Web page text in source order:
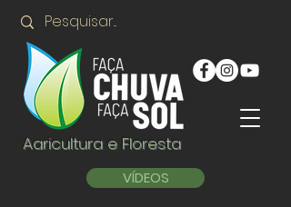
Agricultura e Floresta
VÍDEOS